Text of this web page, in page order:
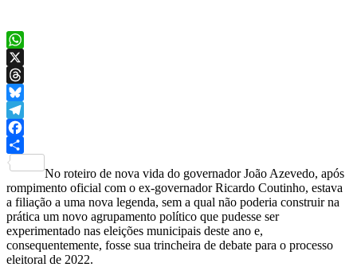
WhatsApp
X
Threads
Bluesky
Telegram
Facebook
No roteiro de nova vida do governador João Azevedo, após
rompimento oficial com o ex-governador Ricardo Coutinho, estava
a filiação a uma nova legenda, sem a qual não poderia construir na
prática um novo agrupamento político que pudesse ser
experimentado nas eleições municipais deste ano e,
consequentemente, fosse sua trincheira de debate para o processo
eleitoral de 2022.